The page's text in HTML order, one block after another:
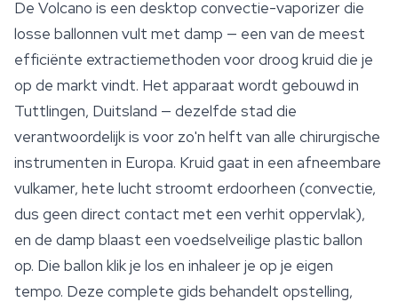
De Volcano is een desktop convectie-vaporizer die
losse ballonnen vult met damp — een van de meest
efficiënte extractiemethoden voor droog kruid die je
op de markt vindt. Het apparaat wordt gebouwd in
Tuttlingen, Duitsland — dezelfde stad die
verantwoordelijk is voor zo'n helft van alle chirurgische
instrumenten in Europa. Kruid gaat in een afneembare
vulkamer, hete lucht stroomt erdoorheen (convectie,
dus geen direct contact met een verhit oppervlak),
en de damp blaast een voedselveilige plastic ballon
op. Die ballon klik je los en inhaleer je op je eigen
tempo. Deze complete gids behandelt opstelling,